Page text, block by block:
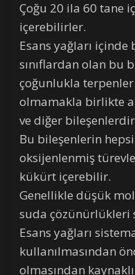
Çoğu 20 ila 60 tane
içerebilirler.
Esans yağları
sınıflardan olan bu
çoğunlukla
olmamakla birlikte
ve diğer
Bu bileşenlerin
oksijenlenmiş
kükürt içerebilir.
Genellikle düşük
suda çözünürlükleri
Esans yağları
kullanılmasından
olmasından